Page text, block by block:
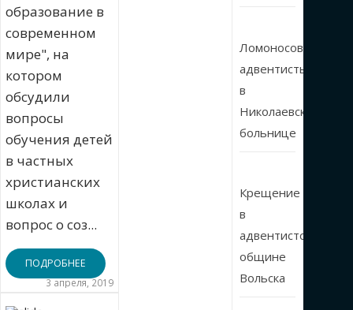
образование в
современном
мире", на
котором
обсудили
вопросы
обучения детей
в частных
христианских
школах и
вопрос о соз...
ПОДРОБНЕЕ
3 апреля, 2019
Ломоносовские
адвентисты
в
Николаевской
больнице
Крещение
в
адвентистской
общине
Вольска